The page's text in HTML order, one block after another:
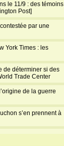
le 11/9 : des témoins
Post]
par une
York Times : les
de déterminer si des
Trade Center
de la guerre
s’en prennent à